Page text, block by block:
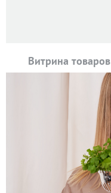
Витрина товаров